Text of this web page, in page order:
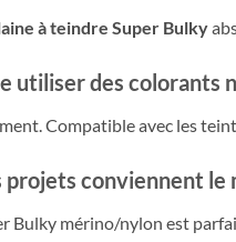
à teindre Super Bulky
utiliser des colorants
Compatible avec les
projets conviennent le
Bulky mérino/nylon est